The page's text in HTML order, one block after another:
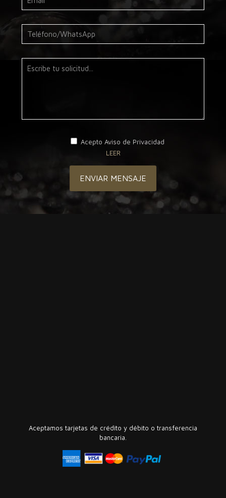
Acepto Aviso de Privacidad
LEER
Aceptamos tarjetas de crédito y débito o transferencia
bancaria.